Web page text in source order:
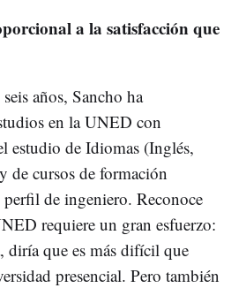
a la satisfacción que
años, Sancho ha
en la UNED con
estudio de Idiomas (Inglés,
de cursos de formación
de ingeniero. Reconoce
requiere un gran esfuerzo:
diría que es más difícil que
presencial. Pero también